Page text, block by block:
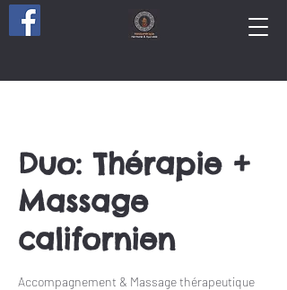
Duo: Thérapie +
Massage
californien
Accompagnement & Massage thérapeutique